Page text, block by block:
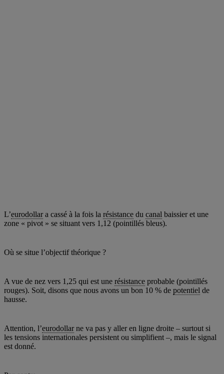
L’eurodollara cassé à la fois la résistance du canal baissier et une
zone « pivot » se situant vers 1,12 (pointillés bleus).
Où se situe l’objectif théorique ?
A vue de nez vers 1,25 qui est une résistance probable (pointillés
rouges). Soit, disons que nous avons un bon 10 % de potentiel de
hausse.
Attention, l’eurodollarne va pas y aller en ligne droite – surtout si
les tensions internationales persistent ou simplifient –, mais le signal
est donné.